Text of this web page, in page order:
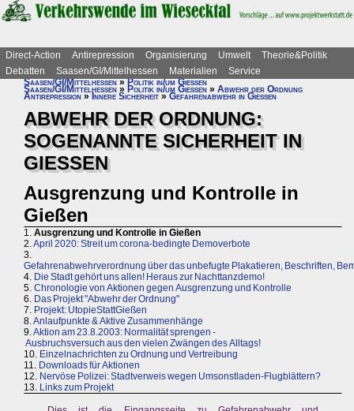
Direct-Action Antirepression Organisierung Umwelt
Theorie&Politik
Debatten
Saasen/GI/Mittelhessen Materialien
Service
Saasen/GI/Mittelhessen»Politik in/um Gießen
Saasen/GI/Mittelhessen » Politik in/um Gießen » Abwehr der Ordnung
Antirepression » Innere Sicherheit » Gefahrenabwehr in Gießen
ABWEHR DER ORDNUNG:
SOGENANNTE SICHERHEIT IN
GIESSEN
Ausgrenzung und Kontrolle in
Gießen
1. Ausgrenzung und Kontrolle in Gießen
2.April 2020: Streit um corona-bedingte Demoverbote
3.
Gefahrenabwehrverordnung über das unbefugte Plakatieren, Beschriften,
4. Die Stadt gehört uns allen! Heraus zur Nachttanzdemo!
5. Chronologie von Aktionen gegen Ausgrenzung und Kontrolle
6. Das Projekt "Abwehr der Ordnung"
7. Projekt: UtopieStattGießen
8.Anlaufpunkte & Aktive Zusammenhänge
9.Aktion am 23.8.2003: Normalität sprengen -
Ausbruchsversuch aus den vielen Zwängen des Alltags!
10. Einzelnachrichten zu Ordnung und Vertreibung
11. Downloads für Aktionen
12. Nervöse Polizei: Stadtverweis wegen Umsonstladen-Flugblättern?
13. Links zum Projekt